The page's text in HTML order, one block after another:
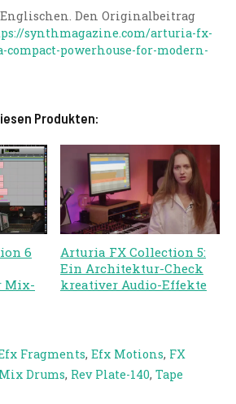
Englischen. Den Originalbeitrag
synthmagazine.com/arturia-fx-
powerhouse-for-modern-
Produkten:
6
Mix-
Arturia FX Collection 5:
Ein Architektur-Check
kreativer Audio-Effekte
Fragments,Efx Motions, FX
Mix Drums, Rev Plate-140, Tape